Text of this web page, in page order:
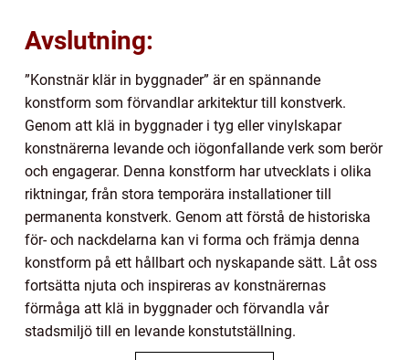
Avslutning:
”Konstnär klär in byggnader” är en spännande
konstform som förvandlar arkitektur till konstverk.
Genom att klä in byggnader i tyg eller vinylskapar
konstnärerna levande och iögonfallande verk som berör
och engagerar. Denna konstform har utvecklats i olika
riktningar, från stora temporära installationer till
permanenta konstverk. Genom att förstå de historiska
för- och nackdelarna kan vi forma och främja denna
konstform på ett hållbart och nyskapande sätt. Låt oss
fortsätta njuta och inspireras av konstnärernas
förmåga att klä in byggnader och förvandla vår
stadsmiljö till en levande konstutställning.